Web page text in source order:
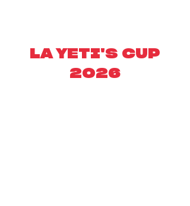
LA YETI'S CUP
2026